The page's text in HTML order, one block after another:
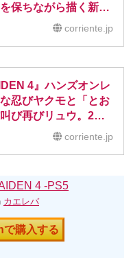
保ちながら描く新た
corriente.jp
4』ハンズオンレ
忍びヤクモと「とお
び再びリュウ。2人
く現代忍者アクショ
corriente.jp
4 -PS5
カエレバ
購入する